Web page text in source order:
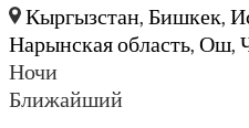
Кыргызстан,Бишкек,
Нарынская область, Ош,
Ночи
Ближайший